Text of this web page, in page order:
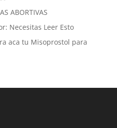
ABORTIVAS
Necesitas Leer Esto
aca tu Misoprostol para